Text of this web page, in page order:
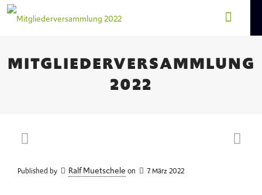
MITGLIEDERVERSAMMLUNG
2022
Published by Ralf Muetschele on 7. März 2022